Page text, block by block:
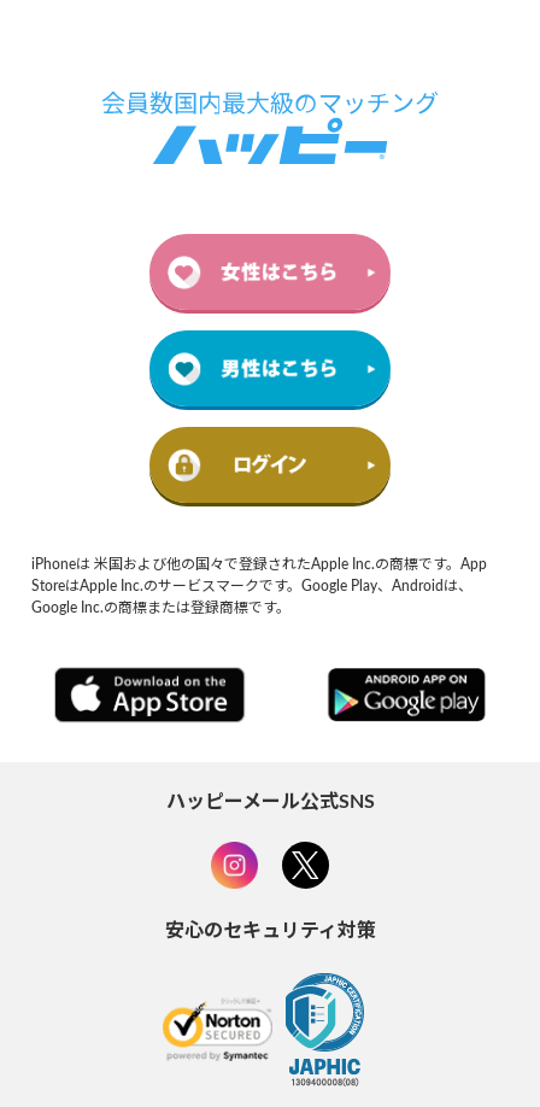
iPhoneは 米国および他の国々で登録されたApple Inc.の商標です。App
StoreはApple Inc.のサービスマークです。Google Play、Androidは、
Google Inc.の商標または登録商標です。
ハッピーメール公式SNS
安心のセキュリティ対策